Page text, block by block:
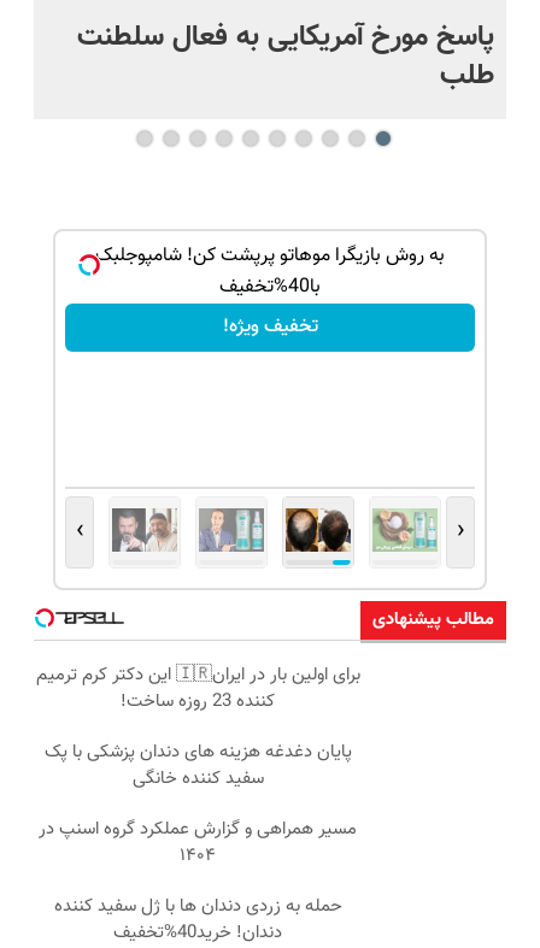
پاسخ مورخ آمریکایی به فعال سلطنت
طلب
به روش بازیگرا موهاتو پرپشت کن! شامپوجلبک
با40%تخفیف
تخفیف ویژه!
‹
›
مطالب پیشنهادی
برای اولین بار در ایران🇮🇷 این دکتر کرم ترمیم
کننده 23 روزه ساخت!
پایان دغدغه هزینه های دندان پزشکی با پک
سفید کننده خانگی
مسیر همراهی و گزارش عملکرد گروه اسنپ در
۱۴۰۴
حمله به زردی دندان ها با ژل سفید کننده
دندان! خرید40%تخفیف